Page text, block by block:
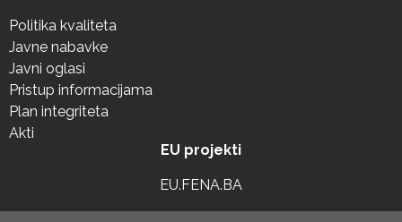
Politika kvaliteta
Javne nabavke
Javni oglasi
Pristup informacijama
Plan integriteta
Akti
EU projekti
EU.FENA.BA